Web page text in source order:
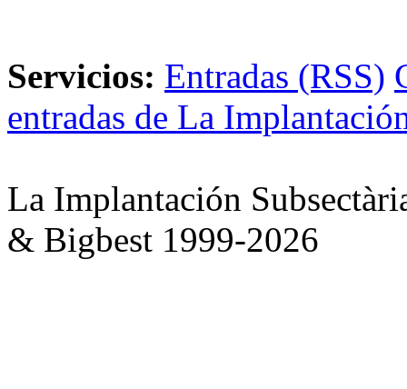
Servicios: Entradas (RSS)
entradas de La
La Implantación
& Bigbest 1999-2026